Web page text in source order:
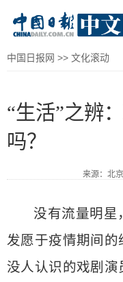
中国日报网 >> 文化滚动
“生活”之辨
吗？
来源：北
没有流量明星
发愿于疫情期间
没人认识的戏剧演